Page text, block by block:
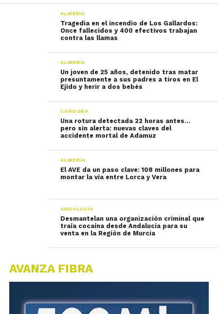
ALMERÍA
Tragedia en el incendio de Los Gallardos:
Once fallecidos y 400 efectivos trabajan
contra las llamas
ALMERÍA
Un joven de 25 años, detenido tras matar
presuntamente a sus padres a tiros en El
Ejido y herir a dos bebés
CÓRDOBA
Una rotura detectada 22 horas antes…
pero sin alerta: nuevas claves del
accidente mortal de Adamuz
ALMERÍA
El AVE da un paso clave: 108 millones para
montar la vía entre Lorca y Vera
ANDALUCÍA
Desmantelan una organización criminal que
traía cocaína desde Andalucía para su
venta en la Región de Murcia
AVANZA FIBRA